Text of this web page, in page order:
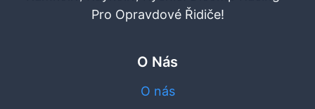
Pro Opravdové Řidiče!
O Nás
O nás